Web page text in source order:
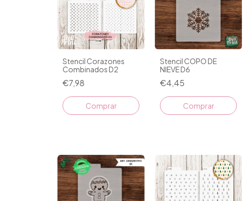
Stencil Corazones
Combinados D2
€7,98
Stencil COPO DE
NIEVE D6
€4,45